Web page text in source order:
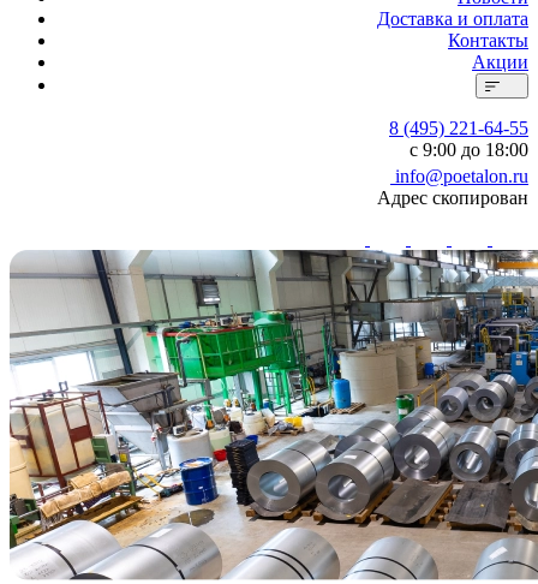
Доставка и оплата
Контакты
Акции
8 (495) 221-64-55
с 9:00 до 18:00
info@poetalon.ru
Адрес скопирован